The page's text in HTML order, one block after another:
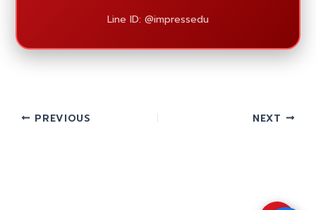
Line ID: @impressedu
PREVIOUS NEXT